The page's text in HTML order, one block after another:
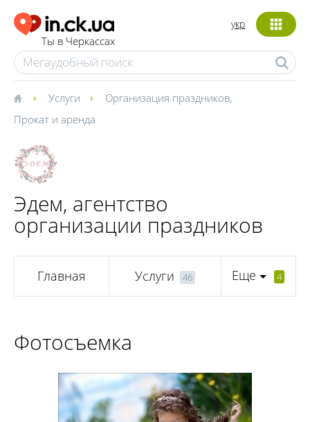
Ты в Черкассах
укр
Услуги Организация праздников,
Прокат и аренда
Эдем, агентство
организации праздников
Главная Услуги 46 Еще 4
Фотосъемка